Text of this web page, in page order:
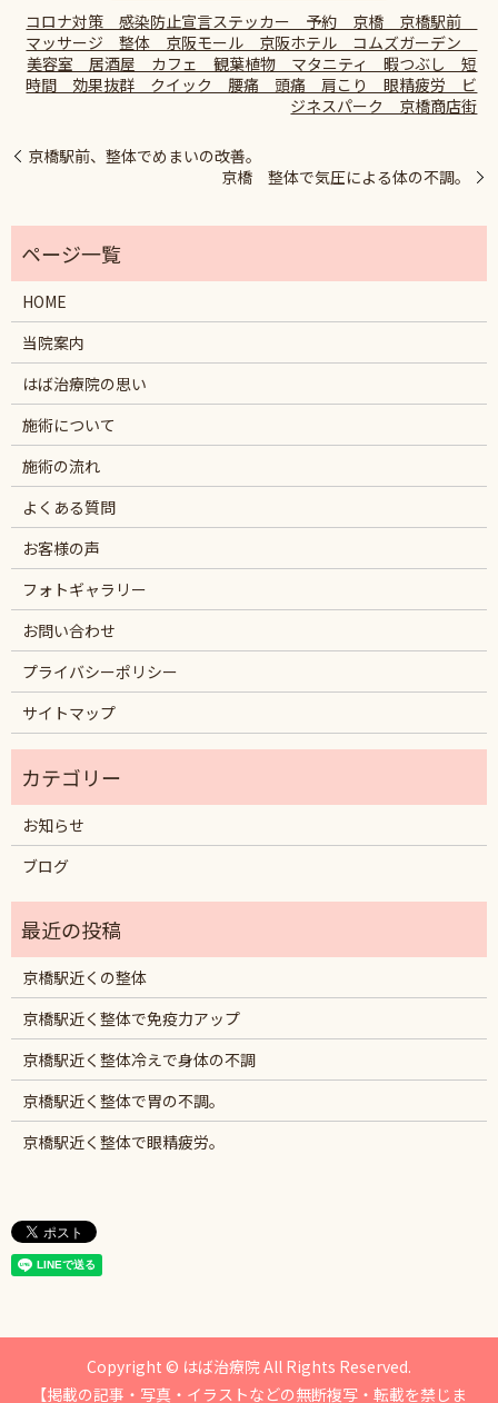
コロナ対策 感染防止宣言ステッカー 予約 京橋 京橋駅前
マッサージ 整体 京阪モール 京阪ホテル コムズガーデン
美容室 居酒屋 カフェ 観葉植物 マタニティ 暇つぶし 短
時間 効果抜群 クイック 腰痛 頭痛 肩こり 眼精疲労 ビ
ジネスパーク 京橋商店街
京橋駅前、整体でめまいの改善。
京橋 整体で気圧による体の不調。
HOME
当院案内
はば治療院の思い
施術について
施術の流れ
よくある質問
お客様の声
フォトギャラリー
お問い合わせ
プライバシーポリシー
サイトマップ
お知らせ
ブログ
京橋駅近くの整体
京橋駅近く整体で免疫力アップ
京橋駅近く整体冷えで身体の不調
京橋駅近く整体で胃の不調。
京橋駅近く整体で眼精疲労。
Copyright © はば治療院 All Rights Reserved.
【掲載の記事・写真・イラストなどの無断複写・転載を禁じま